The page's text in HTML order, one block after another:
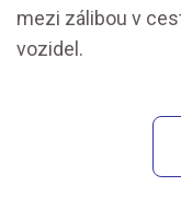
mezi zálibou v
vozidel.